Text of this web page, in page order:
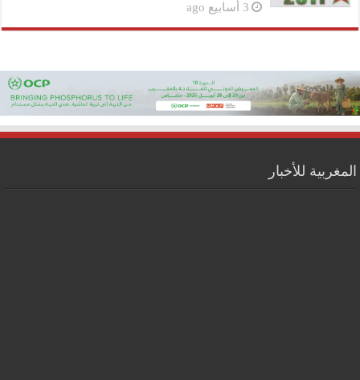
3 أسابيع ago
المغربية للأخبار